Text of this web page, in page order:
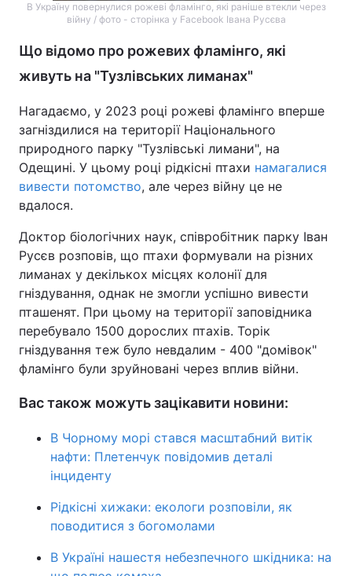
В Україну повернулися рожеві фламінго, які раніше втекли через
війну / фото - сторінка у Facebook Івана Русєва
Що відомо про рожевих фламінго, які
живуть на "Тузлівських лиманах"
Нагадаємо, у 2023 році рожеві фламінго вперше
загніздилися на території Національного
природного парку "Тузлівські лимани", на
Одещині. У цьому році рідкісні птахи намагалися
вивести потомство, але через війну це не
вдалося.
Доктор біологічних наук, співробітник парку Іван
Русєв розповів, що птахи формували на різних
лиманах у декількох місцях колонії для
гніздування, однак не змогли успішно вивести
пташенят. При цьому на території заповідника
перебувало 1500 дорослих птахів. Торік
гніздування теж було невдалим - 400 "домівок"
фламінго були зруйновані через вплив війни.
Вас також можуть зацікавити новини:
В Чорному морі стався масштабний витік
нафти: Плетенчук повідомив деталі
інциденту
Рідкісні хижаки: екологи розповіли, як
поводитися з богомолами
В Україні нашестя небезпечного шкідника: на